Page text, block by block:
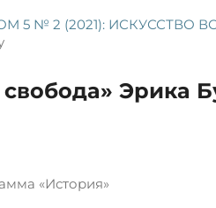
5 № 2 (2021): ИСКУССТВО
Эрика
«История»